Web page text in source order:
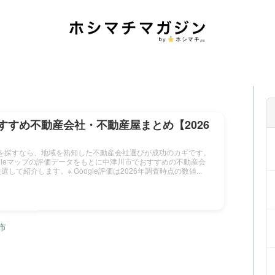
すめ不動産会社・不動産屋まとめ【2026
すなら、地域を熟知した不動産会社選びが成功のカギです。
マップの評価データをもとに中津川市でおすすめの不動産会
して紹介します。※ Google評価は2026年調査時点の数値...